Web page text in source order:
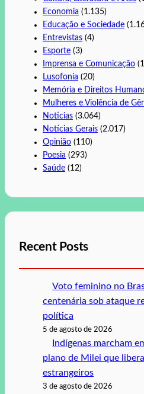
Economia (1.135)
Educação e Sociedade
Entrevistas (4)
Esporte (3)
Imprensa e Comunicação
Lusofonia (20)
Memória e Direitos
Mulheres e Violência de
Noticias (3.064)
Notícias Gerais (2.017)
Opinião (110)
Poesia (293)
Saúde (12)
Recent Posts
Voto feminino no
centenária sob ataque
política
5 de agosto de 2026
Indígenas marcham
plano de Milei que
estrangeiros
3 de agosto de 2026